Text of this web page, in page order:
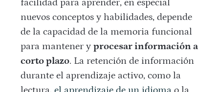
facilidad para aprender, en especial
nuevos conceptos y habilidades, depende
de la capacidad de la memoria funcional
para mantener yprocesar información a
corto plazo. La retención de información
durante el aprendizaje activo, como la